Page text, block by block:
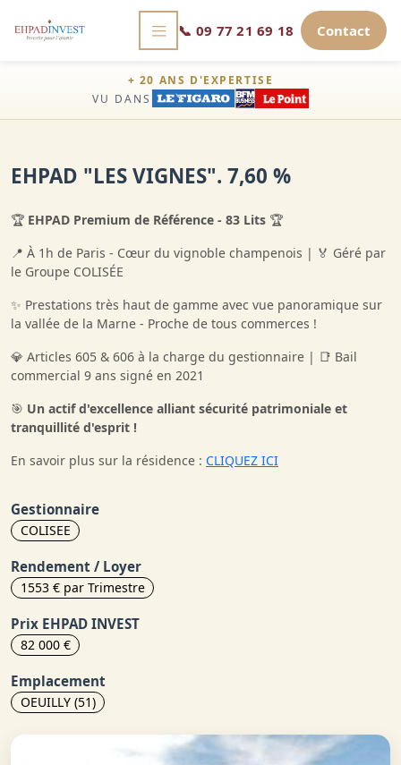
📞 09 77 21 69 18 Contact
+ 20 ANS D'EXPERTISE
VU DANS
EHPAD "LES VIGNES". 7,60 %
🏆 EHPAD Premium de Référence - 83 Lits 🏆
📍 À 1h de Paris - Cœur du vignoble champenois | 🏅 Géré par
le Groupe COLISÉE
✨ Prestations très haut de gamme avec vue panoramique sur
la vallée de la Marne - Proche de tous commerces !
💎 Articles 605 & 606 à la charge du gestionnaire | 📑 Bail
commercial 9 ans signé en 2021
🎯 Un actif d'excellence alliant sécurité patrimoniale et
tranquillité d'esprit !
En savoir plus sur la résidence : CLIQUEZ ICI
Gestionnaire
COLISEE
Rendement / Loyer
1553 € par Trimestre
Prix EHPAD INVEST
82 000 €
Emplacement
OEUILLY (51)